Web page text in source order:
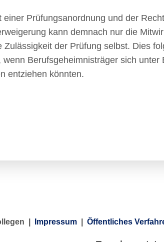
Prüfungsanordnung und der
kann demnach nur die
der Prüfung selbst. Dies
Berufsgeheimnisträger sich
entziehen könnten.
| Impressum| Öffentliches